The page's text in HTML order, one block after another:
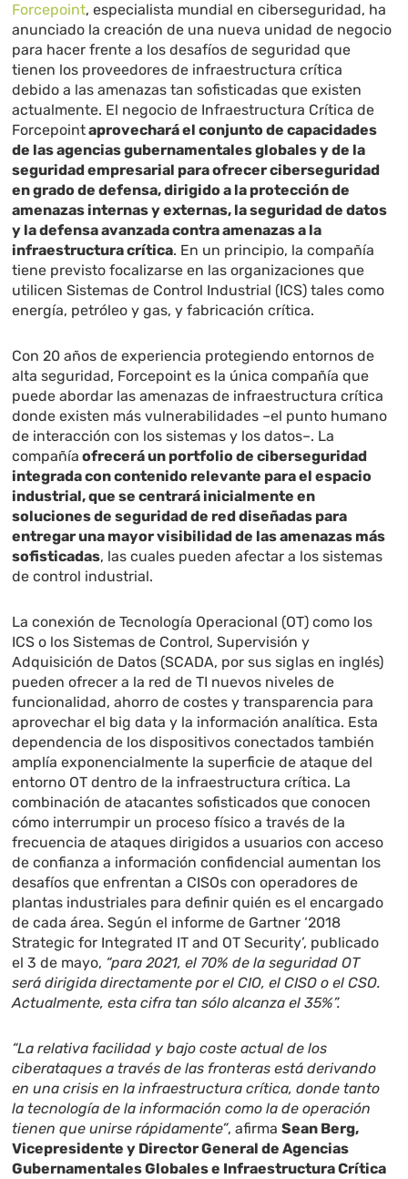
Forcepoint, especialista mundial en ciberseguridad, ha
anunciado la creación de una nueva unidad de negocio
para hacer frente a los desafíos de seguridad que
tienen los proveedores de infraestructura crítica
debido a las amenazas tan sofisticadas que existen
actualmente. El negocio de Infraestructura Crítica de
Forcepointaprovechará el conjunto de capacidades
de las agencias gubernamentales globales y de la
seguridad empresarial para ofrecer ciberseguridad
en grado de defensa, dirigido a la protección de
amenazas internas y externas, la seguridad de datos
y la defensa avanzada contra amenazas a la
infraestructura crítica. En un principio, la compañía
tiene previsto focalizarse en las organizaciones que
utilicen Sistemas de Control Industrial (ICS) tales como
energía, petróleo y gas, y fabricación crítica.
Con 20 años de experiencia protegiendo entornos de
alta seguridad, Forcepoint es la única compañía que
puede abordar las amenazas de infraestructura crítica
donde existen más vulnerabilidades –el punto humano
de interacción con los sistemas y los datos–. La
compañía ofrecerá un portfolio de ciberseguridad
integrada con contenido relevante para el espacio
industrial, que se centrará inicialmente en
soluciones de seguridad de red diseñadas para
entregar una mayor visibilidad de las amenazas más
sofisticadas, las cuales pueden afectar a los sistemas
de control industrial.
La conexión de Tecnología Operacional (OT) como los
ICS o los Sistemas de Control, Supervisión y
Adquisición de Datos (SCADA, por sus siglas en inglés)
pueden ofrecer a la red de TI nuevos niveles de
funcionalidad, ahorro de costes y transparencia para
aprovechar el big data y la información analítica. Esta
dependencia de los dispositivos conectados también
amplía exponencialmente la superficie de ataque del
entorno OT dentro de la infraestructura crítica. La
combinación de atacantes sofisticados que conocen
cómo interrumpir un proceso físico a través de la
frecuencia de ataques dirigidos a usuarios con acceso
de confianza a información confidencial aumentan los
desafíos que enfrentan a CISOs con operadores de
plantas industriales para definir quién es el encargado
de cada área. Según el informe de Gartner ‘2018
Strategic for Integrated IT and OT Security’, publicado
el 3 de mayo, “para 2021, el 70% de la seguridad OT
será dirigida directamente por el CIO, el CISO o el CSO.
Actualmente, esta cifra tan sólo alcanza el 35%”.
“La relativa facilidad y bajo coste actual de los
ciberataques a través de las fronteras está derivando
en una crisis en la infraestructura crítica, donde tanto
la tecnología de la información como la de operación
tienen que unirse rápidamente”, afirmaSean Berg,
Vicepresidente y Director General de Agencias
Gubernamentales Globales e Infraestructura Crítica